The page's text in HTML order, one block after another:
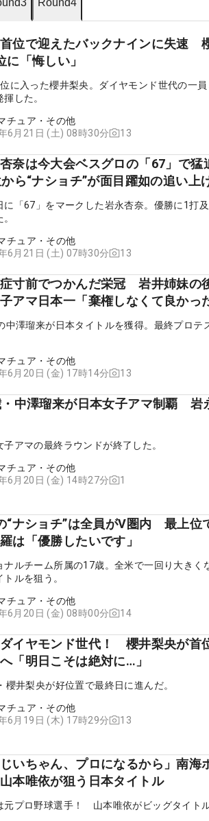
位で迎えたバックナインに失速
に「悔しい」
に入った櫻井梨央。ダイヤモンド世代の一
揮した。
チュア・その他
6月21日 (土) 08時30分
13
奈は今大会ベスグロの「67」で
ら“ナショチ”が面目躍如の追い上
に「67」をマークした岩永杏奈。優勝に1打
チュア・その他
6月21日 (土) 07時30分
13
寸前でつかんだ栄冠 岩井姉妹の
アマ日本一「棄権しなくて良かっ
中澤瑠来が日本タイトルを獲得。最終プロテ
チュア・その他
6月20日 (金) 17時14分
13
中澤瑠来が日本女子アマ制覇 岩
子アマの最終ラウンドが終了した。
チュア・その他
6月20日 (金) 14時27分
1
“ナショチ”は全員がV圏内 最上位
は「優勝したいです」
ナルチーム所属の17歳。全米で一回り大きく
トルを狙う。
チュア・その他
6月20日 (金) 08時00分
14
イヤモンド世代！ 櫻井梨央が首
「明日こそは絶対に…」
櫻井梨央が好位置で最終日に進んだ。
チュア・その他
6月19日 (木) 17時29分
13
じいちゃん、プロになるから」南海
本唯依が狙う日本タイトル
元プロ野球選手！ 山本唯依がビッグタイト